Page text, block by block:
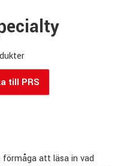
till PRS
förmåga att läsa in vad